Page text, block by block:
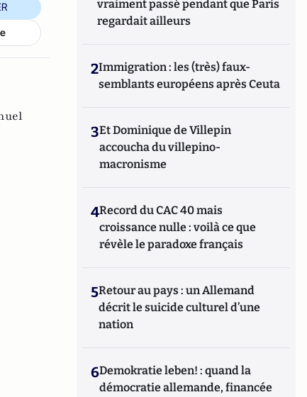
vraiment passé pendant que Paris
regardait ailleurs
2Immigration : les (très) faux-
semblants européens après Ceuta
3Et Dominique de Villepin
accoucha du villepino-
macronisme
4Record du CAC 40 mais
croissance nulle : voilà ce que
révèle le paradoxe français
5Retour au pays : un Allemand
décrit le suicide culturel d’une
nation
6Demokratie leben! : quand la
démocratie allemande, financée